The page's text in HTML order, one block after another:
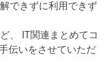
できずに利用できず
、 IT関連まとめてコ
伝いをさせていただ